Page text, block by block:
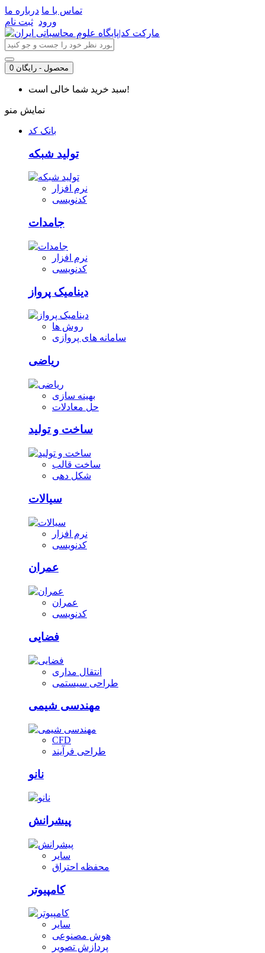
تماس با ما درباره ما
ورود ثبت نام
0 محصول - رایگان
سبد خرید شما خالی است!
نمایش منو
بانک کد
تولید شبکه
نرم افزار
کدنویسی
جامدات
نرم افزار
کدنویسی
دینامیک پرواز
روش ها
سامانه های پروازی
ریاضی
بهینه سازی
حل معادلات
ساخت و تولید
ساخت قالب
شکل دهی
سیالات
نرم افزار
کدنویسی
عمران
عمران
کدنویسی
فضایی
انتقال مداری
طراحی سیستمی
مهندسی شیمی
CFD
طراحی فرآیند
نانو
پیشرانش
سایر
محفظه احتراق
کامپیوتر
سایر
هوش مصنوعی
پردازش تصویر